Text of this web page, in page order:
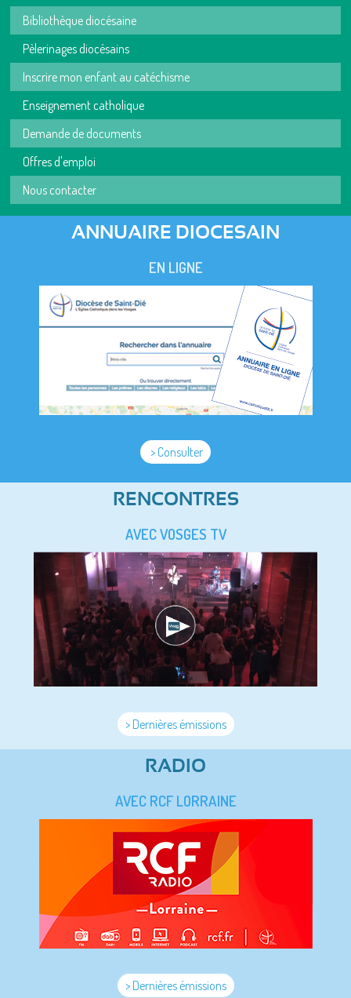
Bibliothèque diocésaine
Pèlerinages diocésains
Inscrire mon enfant au catéchisme
Enseignement catholique
Demande de documents
Offres d'emploi
Nous contacter
ANNUAIRE DIOCESAIN
EN LIGNE
> Consulter
RENCONTRES
AVEC VOSGES TV
> Dernières émissions
RADIO
AVEC RCF LORRAINE
> Dernières émissions